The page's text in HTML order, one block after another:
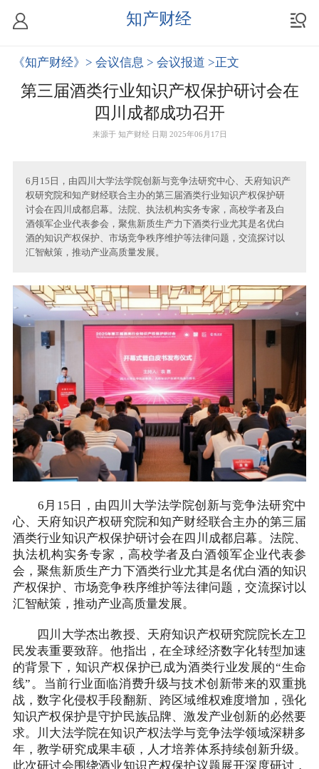
知产财经
《知产财经》 > 会议信息 > 会议报道 >正文
第三届酒类行业知识产权保护研讨会在
四川成都成功召开
来源于 知产财经 日期 2025年06月17日
6月15日，由四川大学法学院创新与竞争法研究中心、天府知识产
权研究院和知产财经联合主办的第三届酒类行业知识产权保护研
讨会在四川成都启幕。法院、执法机构实务专家，高校学者及白
酒领军企业代表参会，聚焦新质生产力下酒类行业尤其是名优白
酒的知识产权保护、市场竞争秩序维护等法律问题，交流探讨以
汇智献策，推动产业高质量发展。
6月15日，由四川大学法学院创新与竞争法研究中
心、天府知识产权研究院和知产财经联合主办的第三届
酒类行业知识产权保护研讨会在四川成都启幕。法院、
执法机构实务专家，高校学者及白酒领军企业代表参
会，聚焦新质生产力下酒类行业尤其是名优白酒的知识
产权保护、市场竞争秩序维护等法律问题，交流探讨以
汇智献策，推动产业高质量发展。
四川大学杰出教授、天府知识产权研究院院长左卫
民发表重要致辞。他指出，在全球经济数字化转型加速
的背景下，知识产权保护已成为酒类行业发展的“生命
线”。当前行业面临消费升级与技术创新带来的双重挑
战，数字化侵权手段翻新、跨区域维权难度增加，强化
知识产权保护是守护民族品牌、激发产业创新的必然要
求。川大法学院在知识产权法学与竞争法学领域深耕多
年，教学研究成果丰硕，人才培养体系持续创新升级。